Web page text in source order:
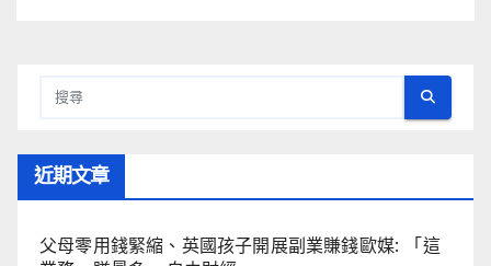
近期文章
父母零用錢緊縮、英國孩子開展副業賺錢歐媒: 「這